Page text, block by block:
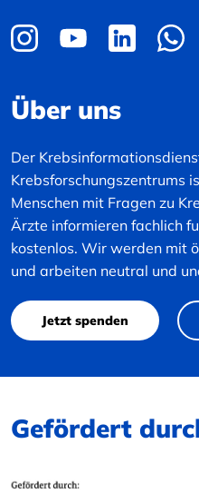
Über uns
Der
Krebsforschungszentrums
Menschen mit Fragen zu
Ärzte informieren fachlich
kostenlos. Wir werden mit
und arbeiten neutral und
Jetzt spenden
Gefördert